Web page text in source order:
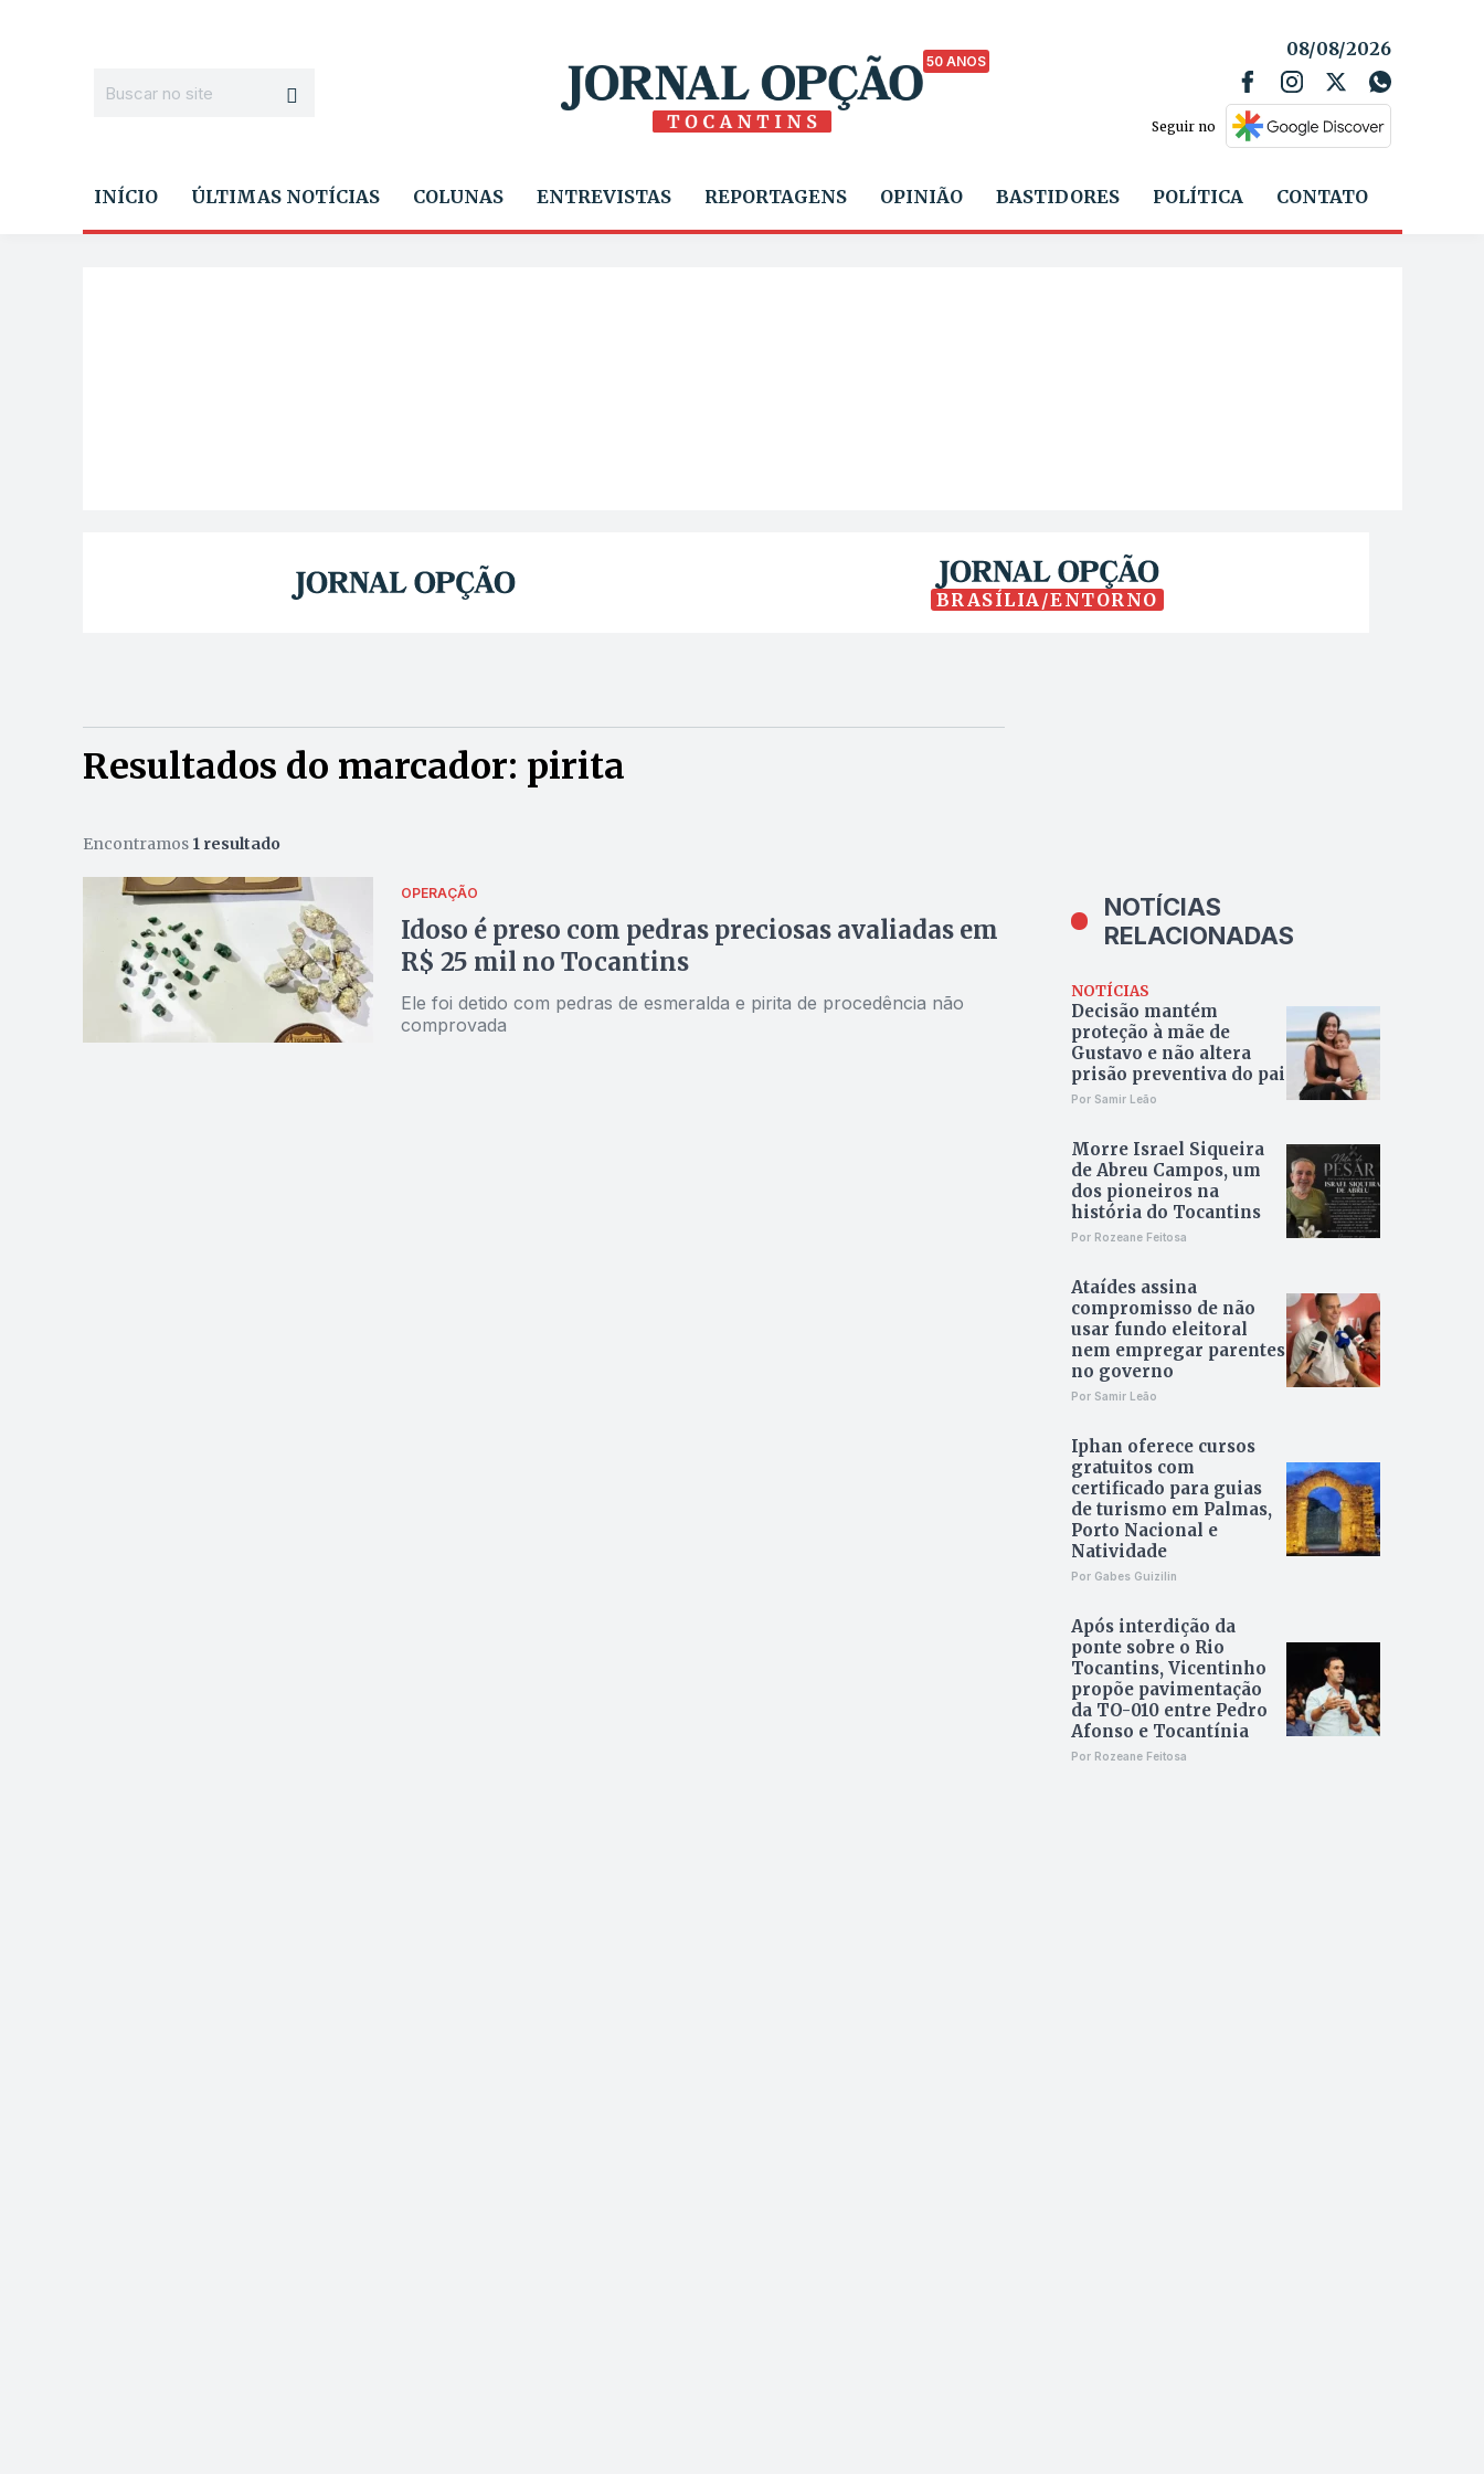
50 ANOS
08/08/2026
Seguir no
INÍCIO ÚLTIMAS NOTÍCIAS COLUNAS ENTREVISTAS REPORTAGENS OPINIÃO BASTIDORES POLÍTICA CONTATO
BRASÍLIA/ENTORNO
Resultados do marcador: pirita
Encontramos 1 resultado
OPERAÇÃO
Idoso é preso com pedras preciosas avaliadas em
R$ 25 mil no Tocantins
Ele foi detido com pedras de esmeralda e pirita de procedência não
comprovada
NOTÍCIAS
RELACIONADAS
NOTÍCIAS
Decisão mantém
proteção à mãe de
Gustavo e não altera
prisão preventiva do pai
Por Samir Leão
Morre Israel Siqueira
de Abreu Campos, um
dos pioneiros na
história do Tocantins
Por Rozeane Feitosa
Ataídes assina
compromisso de não
usar fundo eleitoral
nem empregar parentes
no governo
Por Samir Leão
Iphan oferece cursos
gratuitos com
certificado para guias
de turismo em Palmas,
Porto Nacional e
Natividade
Por Gabes Guizilin
Após interdição da
ponte sobre o Rio
Tocantins, Vicentinho
propõe pavimentação
da TO-010 entre Pedro
Afonso e Tocantínia
Por Rozeane Feitosa